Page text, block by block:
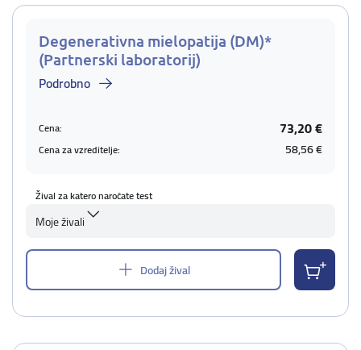
Degenerativna mielopatija (DM)*
(Partnerski laboratorij)
Podrobno
Cena: 73,20 €
Cena za vzreditelje: 58,56 €
Žival za katero naročate test
Moje živali
Dodaj žival